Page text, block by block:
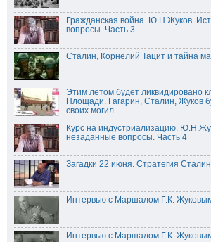
Гражданская война. Ю.Н.Жуков.
вопросы. Часть 3
Сталин, Корнелий Тацит и тайна
Этим летом будет ликвидировано
Площади. Гагарин, Сталин, Жуков
своих могил
Курс на индустриализацию.
незаданные вопросы. Часть 4
Загадки 22 июня. Стратегия
Интервью с Маршалом Г.К.
Интервью с Маршалом Г.К.